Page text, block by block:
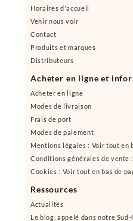
Horaires d'accueil
Venir nous voir
Contact
Produits et marques
Distributeurs
Acheter en ligne et
Acheter en ligne
Modes de livraison
Frais de port
Modes de paiement
Mentions légales : Voir tout en
Conditions générales de vente
Cookies : Voir tout en bas de
Ressources
Actualités
Le blog, appelé dans notre